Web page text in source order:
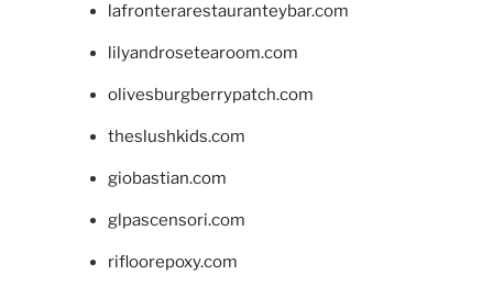
lafronterarestauranteybar.com
lilyandrosetearoom.com
olivesburgberrypatch.com
theslushkids.com
giobastian.com
glpascensori.com
rifloorepoxy.com